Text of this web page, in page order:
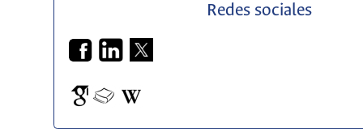
Redes sociales